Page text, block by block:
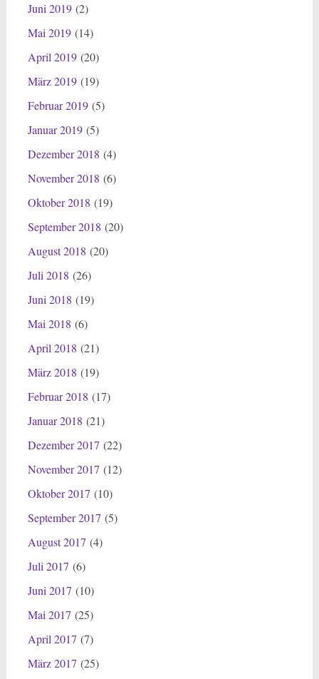
Juni 2019(2)
Mai 2019(14)
April 2019(20)
März 2019(19)
Februar 2019(5)
Januar 2019(5)
Dezember 2018 (4)
November 2018 (6)
Oktober 2018 (19)
September 2018 (20)
August 2018 (20)
Juli 2018 (26)
Juni 2018 (19)
Mai 2018 (6)
April 2018 (21)
März 2018 (19)
Februar 2018 (17)
Januar 2018 (21)
Dezember 2017 (22)
November 2017 (12)
Oktober 2017 (10)
September 2017 (5)
August 2017 (4)
Juli 2017 (6)
Juni 2017 (10)
Mai 2017 (25)
April 2017 (7)
März 2017 (25)